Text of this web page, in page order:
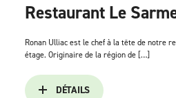
Restaurant Le
Ronan Ulliac est le chef à la tête de notre
étage. Originaire de la région de […]
DÉTAILS